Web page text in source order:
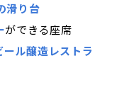
滑り台
ができる座席
ール醸造レストラ